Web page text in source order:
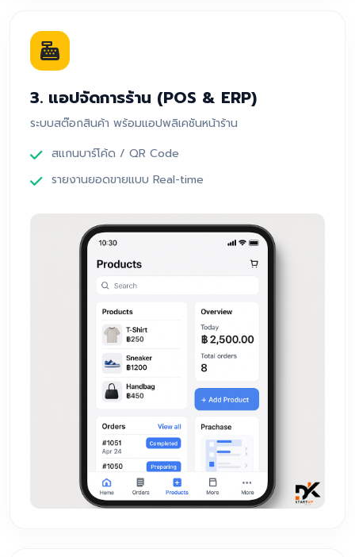
3. แอปจัดการร้าน (POS & ERP)
ระบบสต๊อกสินค้า พร้อมแอปพลิเคชันหน้าร้าน
สแกนบาร์โค้ด / QR Code
รายงานยอดขายแบบ Real-time